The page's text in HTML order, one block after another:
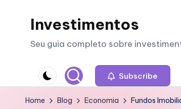
Investimentos
Seu guia completo sobre
Subscribe
Home Blog Economia Fundos